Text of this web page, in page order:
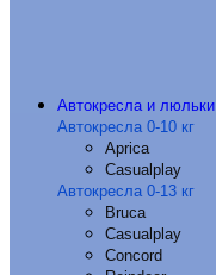
Автокресла и люльки
Автокресла 0-10 кг
Aprica
Casualplay
Автокресла 0-13 кг
Bruca
Casualplay
Concord